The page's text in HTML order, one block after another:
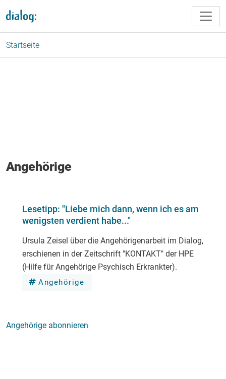
Startseite
Angehörige
Lesetipp: "Liebe mich dann, wenn ich es am
wenigsten verdient habe..."
Ursula Zeisel über die Angehörigenarbeit im Dialog,
erschienen in der Zeitschrift "KONTAKT" der HPE
(Hilfe für Angehörige Psychisch Erkrankter).
Angehörige
Angehörige abonnieren